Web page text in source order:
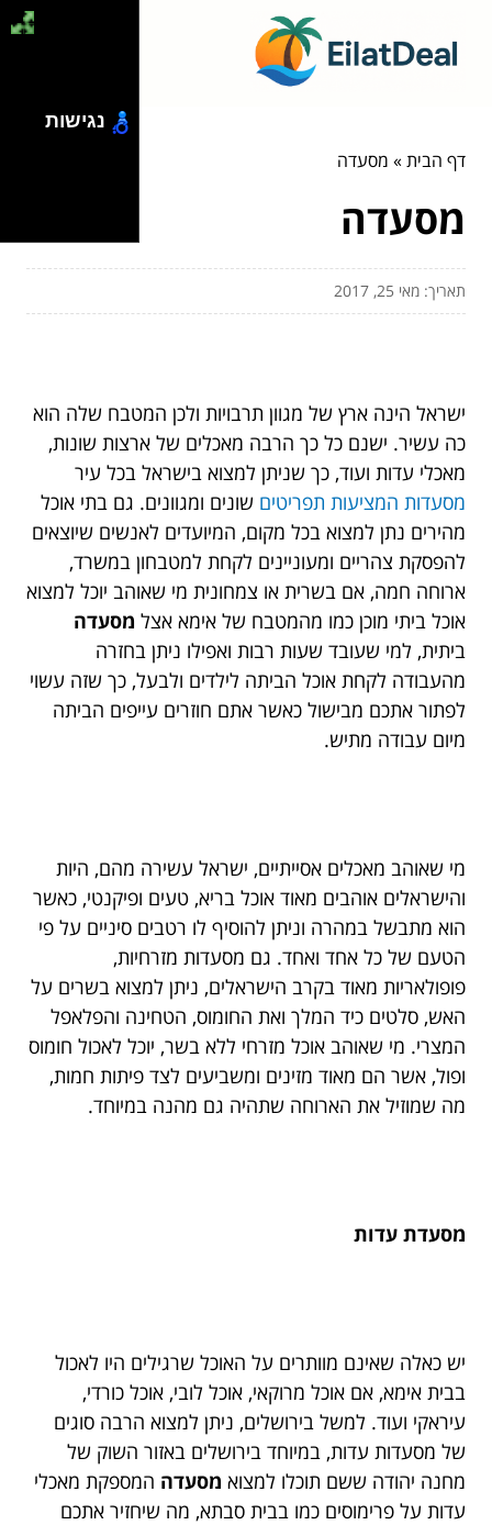
דף הבית» מסעדה
מסעדה
תאריך: מאי 25, 2017
ישראל הינה ארץ של מגוון תרבויות ולכן המטבח שלה הוא
כה עשיר. ישנם כל כך הרבה מאכלים של ארצות שונות,
מאכלי עדות ועוד, כך שניתן למצוא בישראל בכל עיר
מסעדות המציעות תפריטים שונים ומגוונים. גם בתי אוכל
מהירים נתן למצוא בכל מקום, המיועדים לאנשים שיוצאים
להפסקת צהריים ומעוניינים לקחת למטבחון במשרד,
ארוחה חמה, אם בשרית או צמחונית מי שאוהב יוכל למצוא
אוכל ביתי מוכן כמו מהמטבח של אימא אצל מסעדה
ביתית, למי שעובד שעות רבות ואפילו ניתן בחזרה
מהעבודה לקחת אוכל הביתה לילדים ולבעל, כך שזה עשוי
לפתור אתכם מבישול כאשר אתם חוזרים עייפים הביתה
מיום עבודה מתיש.
מי שאוהב מאכלים אסייתיים, ישראל עשירה מהם, היות
והישראלים אוהבים מאוד אוכל בריא, טעים ופיקנטי, כאשר
הוא מתבשל במהרה וניתן להוסיף לו רטבים סיניים על פי
הטעם של כל אחד ואחד. גם מסעדות מזרחיות,
פופולאריות מאוד בקרב הישראלים, ניתן למצוא בשרים על
האש, סלטים כיד המלך ואת החומוס, הטחינה והפלאפל
המצרי. מי שאוהב אוכל מזרחי ללא בשר, יוכל לאכול חומוס
ופול, אשר הם מאוד מזינים ומשביעים לצד פיתות חמות,
מה שמוזיל את הארוחה שתהיה גם מהנה במיוחד.
מסעדת עדות
יש כאלה שאינם מוותרים על האוכל שרגילים היו לאכול
בבית אימא, אם אוכל מרוקאי, אוכל לובי, אוכל כורדי,
עיראקי ועוד. למשל בירושלים, ניתן למצוא הרבה סוגים
של מסעדות עדות, במיוחד בירושלים באזור השוק של
מחנה יהודה ששם תוכלו למצוא מסעדה המספקת מאכלי
עדות על פרימוסים כמו בבית סבתא, מה שיחזיר אתכם
נגישות